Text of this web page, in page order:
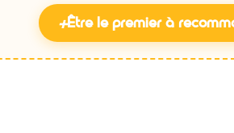
+Être le premier à